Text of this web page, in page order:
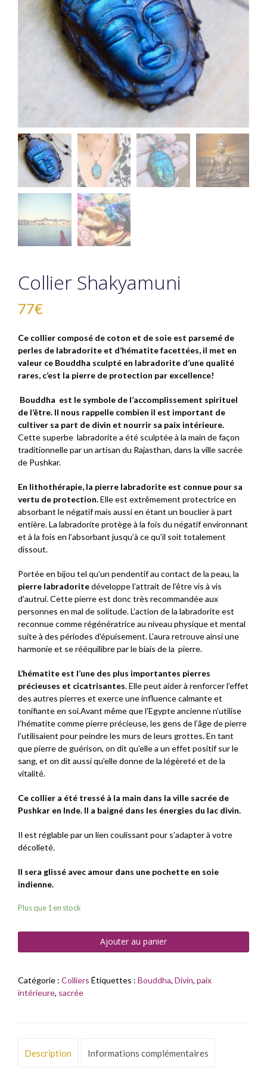
Collier Shakyamuni
77€
Ce collier composé de coton et de soie est parsemé de
perles de labradorite et d’hématite facettées, il met en
valeur ce Bouddha sculpté en labradorite d’une qualité
rares, c’est la pierre de protection par excellence!
Bouddha est le symbole de l’accomplissement spirituel
de l’être. Il nous rappelle combien il est important de
cultiver sa part de divin et nourrir sa paix intérieure.
Cette superbe labradorite a été sculptée à la main de façon
traditionnelle par un artisan du Rajasthan, dans la ville sacrée
de Pushkar.
En lithothérapie, la pierre labradorite est connue pour sa
vertu de protection.Elle est extrêmement protectrice en
absorbant le négatif mais aussi en étant un bouclier à part
entière. La labradorite protège à la fois du négatif environnant
et à la fois en l’absorbant jusqu’à ce qu’il soit totalement
dissout.
Portée en bijou tel qu’un pendentif au contact de la peau, la
pierre labradoritedéveloppe l’attrait de l’être vis à vis
d’autrui. Cette pierre est donc très recommandée aux
personnes en mal de solitude. L’action de la labradorite est
reconnue comme régénératrice au niveau physique et mental
suite à des périodes d’épuisement. L’aura retrouve ainsi une
harmonie et se rééquilibre par le biais de la pierre.
L’hématite est l’une des plus importantes pierres
précieuses et cicatrisantes. Elle peut aider à renforcer l’effet
des autres pierres et exerce une influence calmante et
tonifiante en soi.Avant même que l’Egypte ancienne n’utilise
l’hématite comme pierre précieuse, les gens de l’âge de pierre
l’utilisaient pour peindre les murs de leurs grottes. En tant
que pierre de guérison, on dit qu’elle a un effet positif sur le
sang, et on dit aussi qu’elle donne de la légèreté et de la
vitalité.
Ce collier a été tressé à la main dans la ville sacrée de
Pushkar en Inde. Il a baigné dans les énergies du lac divin.
Il est réglable par un lien coulissant pour s’adapter à votre
décolleté.
Il sera glissé avec amour dans une pochette en soie
indienne.
Plus que 1 en stock
Ajouter au panier
Catégorie : Colliers Étiquettes : Bouddha, Divin, paix
intérieure, sacrée
Description Informations complémentaires